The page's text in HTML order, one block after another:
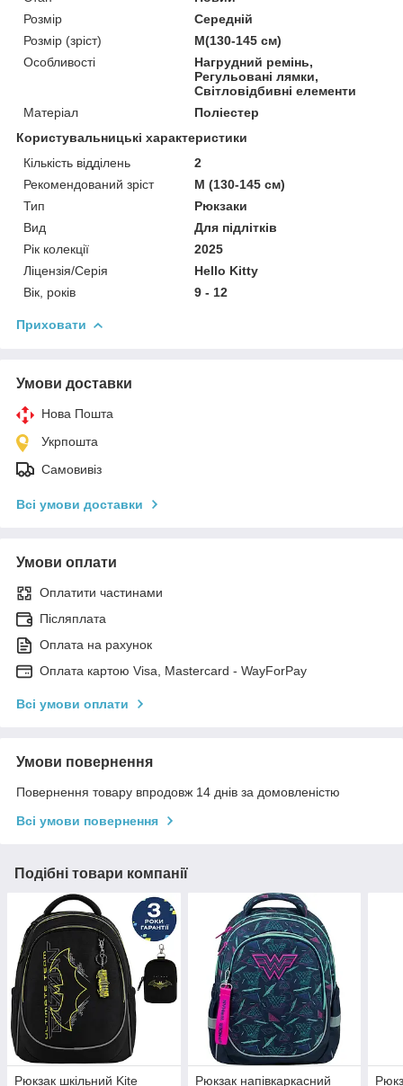
Розмір
Середній
Розмір (зріст)
M(130-145 см)
Особливості
Нагрудний ремінь,
Регульовані лямки,
Світловідбивні елементи
Матеріал
Поліестер
Користувальницькі характеристики
Кількість відділень
2
Рекомендований зріст
M (130-145 см)
Тип
Рюкзаки
Вид
Для підлітків
Рік колекції
2025
Ліцензія/Серія
Hello Kitty
Вік, років
9 - 12
Приховати
Умови доставки
Нова Пошта
Укрпошта
Самовивіз
Всі умови доставки
Умови оплати
Оплатити частинами
Післяплата
Оплата на рахунок
Оплата картою Visa, Mastercard - WayForPay
Всі умови оплати
Умови повернення
Повернення товару впродовж 14 днів за домовленістю
Всі умови повернення
Подібні товари компанії
Рюкзак шкільний Kite
Рюкзак напівкаркасний